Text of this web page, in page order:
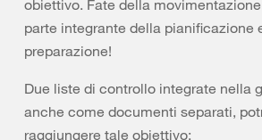
obiettivo. Fate della
parte integrante della pianificazione
preparazione!
Due liste di controllo integrate nella
anche come documenti separati,
raggiungere tale obiettivo: